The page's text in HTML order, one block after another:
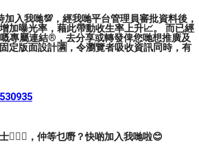
加入我哋💯，經我哋平台管理員審批資料後，
加曝光率，藉此帶動收生率上升📈。 而已經
專屬連結®️，去分享或轉發俾您哋想推廣及
定版面設計🈵，令瀏覽者吸收資訊同時，有
，仲等乜嘢？快啲加入我哋啦😊